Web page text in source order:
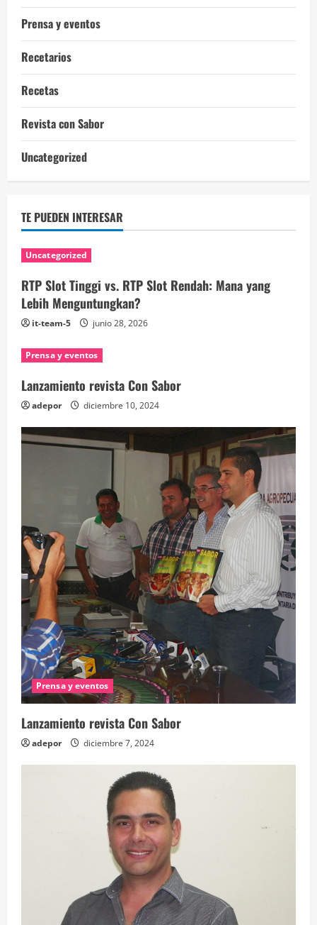
Prensa y eventos
Recetarios
Recetas
Revista con Sabor
Uncategorized
TE PUEDEN INTERESAR
Uncategorized
RTP Slot Tinggi vs. RTP Slot Rendah: Mana yang
Lebih Menguntungkan?
it-team-5 junio 28, 2026
Prensa y eventos
Lanzamiento revista Con Sabor
adepor diciembre 10, 2024
Prensa y eventos
Lanzamiento revista Con Sabor
adepor diciembre 7, 2024